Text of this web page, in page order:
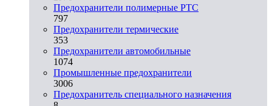
Предохранители полимерные PTC
797
Предохранители термические
353
Предохранители автомобильные
1074
Промышленные предохранители
3006
Предохранитель специального назначения